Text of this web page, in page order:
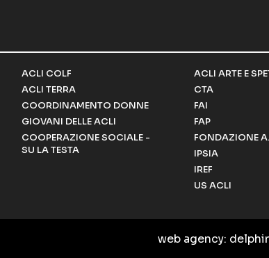
ACLI COLF
ACLI TERRA
COORDINAMENTO DONNE
GIOVANI DELLE ACLI
COOPERAZIONE SOCIALE -
SU LA TESTA
ACLI ARTE E
CTA
FAI
FAP
FONDAZIONE
IPSIA
IREF
US ACLI
web agency: